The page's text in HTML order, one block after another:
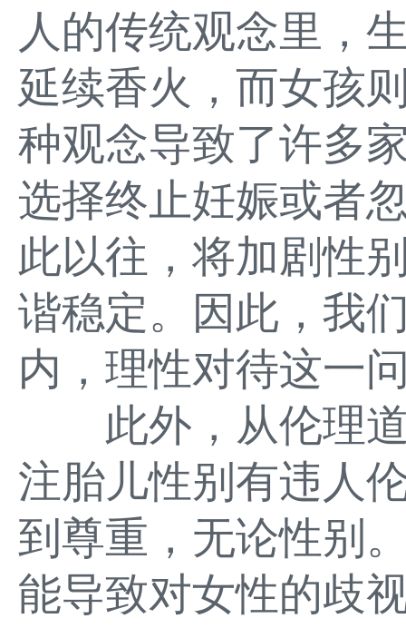
人的传统观念里，
延续香火，而女孩
种观念导致了许多
选择终止妊娠或者
此以往，将加剧性
谐稳定。因此，我
内，理性对待这一
此外，从伦理道
注胎儿性别有违人
到尊重，无论性别
能导致对女性的歧